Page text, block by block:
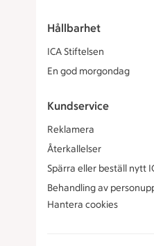
Hållbarhet
ICA Stiftelsen
En god morgondag
Kundservice
Reklamera
Återkallelser
Spärra eller beställ nytt
Behandling av
Hantera cookies